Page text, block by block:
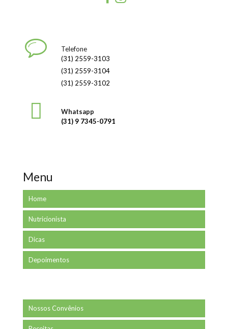
Telefone
(31) 2559-3103
(31) 2559-3104
(31) 2559-3102
Whatsapp
(31) 9 7345-0791
Menu
Home
Nutricionista
Dicas
Depoimentos
Nossos Convênios